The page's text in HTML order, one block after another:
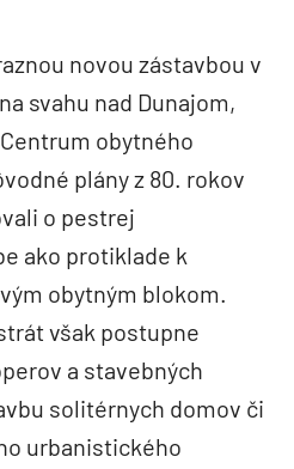
novou zástavbou v
svahu nad Dunajom,
obytného
plány z 80. rokov
o pestrej
ako protiklade k
obytným blokom.
však postupne
a stavebných
solitérnych domov či
urbanistického